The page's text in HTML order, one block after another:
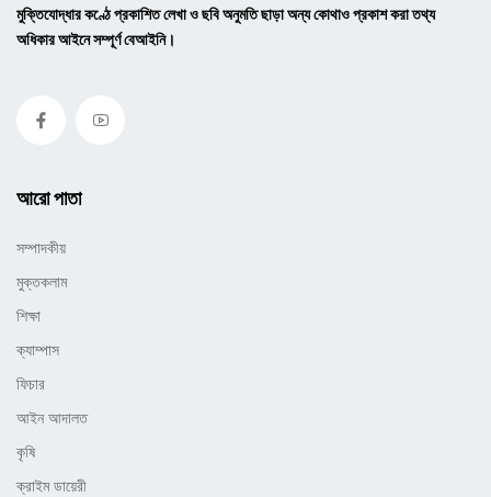
মুক্তিযোদ্ধার কণ্ঠে প্রকাশিত লেখা ও ছবি অনুমতি ছাড়া অন্য কোথাও প্রকাশ করা তথ্য
অধিকার আইনে সম্পূর্ণ বেআইনি।
আরো পাতা
সম্পাদকীয়
মুক্তকলাম
শিক্ষা
ক্যাম্পাস
ফিচার
আইন আদালত
কৃষি
ক্রাইম ডায়েরী